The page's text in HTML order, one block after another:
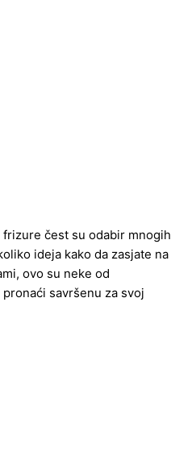
frizure čest su odabir mnogih
ideja kako da zasjate na
ovo su neke od
savršenu za svoj